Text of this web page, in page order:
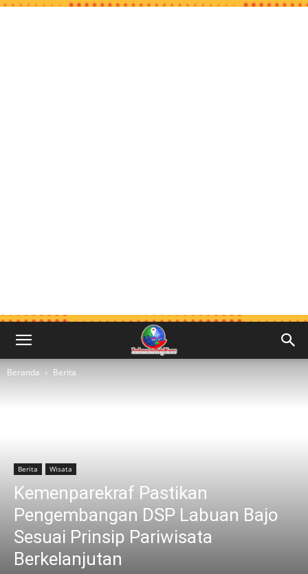
Beranda Berita
Berita Wisata
Kemenparekraf Pastikan
Pengembangan DSP Labuan Bajo
Sesuai Prinsip Pariwisata
Berkelanjutan